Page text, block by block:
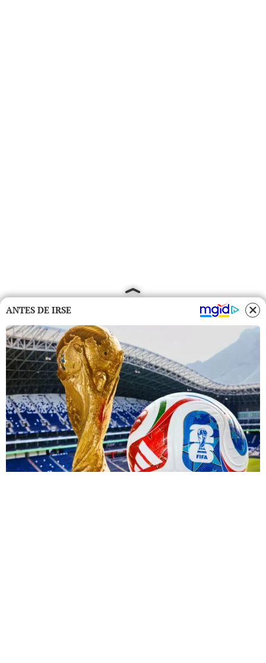
ANTES DE IRSE